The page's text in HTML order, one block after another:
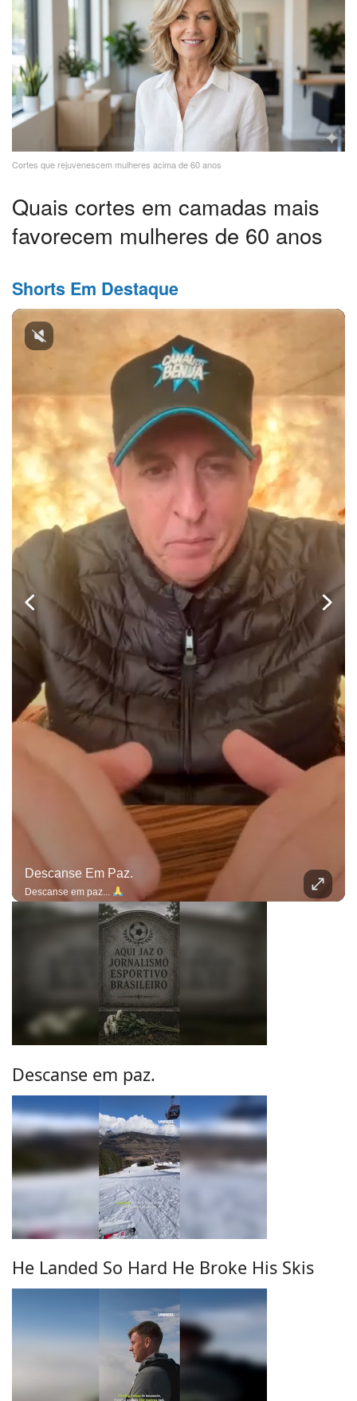
Cortes que rejuvenescem mulheres acima de 60 anos
Quais cortes em camadas mais
favorecem mulheres de 60 anos
Shorts Em Destaque
Descanse Em Paz.
Descanse em paz...
Descanse em paz.
He Landed So Hard He Broke His Skis